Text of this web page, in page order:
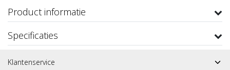
Product informatie
Specificaties
Klantenservice